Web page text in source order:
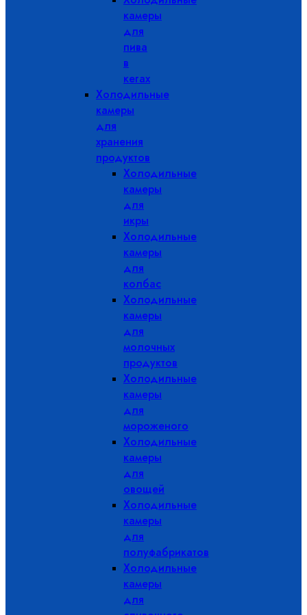
камеры
для
пива
в
кегах
Холодильные
камеры
для
хранения
продуктов
Холодильные
камеры
для
икры
Холодильные
камеры
для
колбас
Холодильные
камеры
для
молочных
продуктов
Холодильные
камеры
для
мороженого
Холодильные
камеры
для
овощей
Холодильные
камеры
для
полуфабрикатов
Холодильные
камеры
для